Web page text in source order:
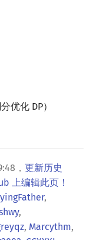
优化 DP）
， 更新历史
上编辑此页！
,
,
, Marcythm,